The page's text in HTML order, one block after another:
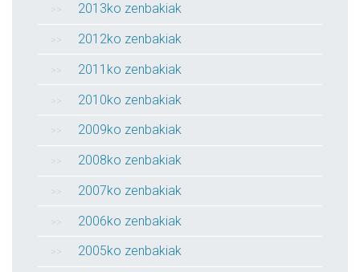
2013ko zenbakiak
2012ko zenbakiak
2011ko zenbakiak
2010ko zenbakiak
2009ko zenbakiak
2008ko zenbakiak
2007ko zenbakiak
2006ko zenbakiak
2005ko zenbakiak